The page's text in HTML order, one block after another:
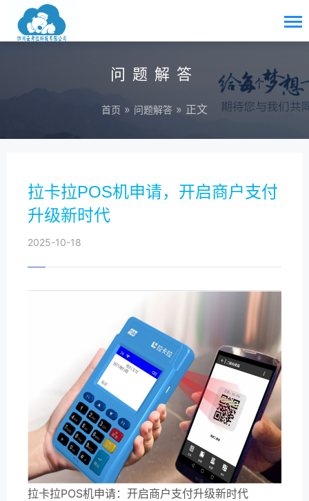
问题解答
首页 » 问题解答 » 正文
拉卡拉POS机申请，开启商户支付
升级新时代
2025-10-18
拉卡拉POS机申请：开启商户支付升级新时代